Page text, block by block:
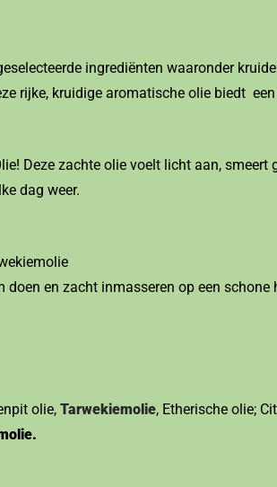
ingrediënten waaronder
rijke, kruidige aromatische olie biedt
Deze zachte olie voelt licht aan,
dag weer.
en zacht inmasseren op een schone
olie, Tarwekiemolie, Etherische olie;